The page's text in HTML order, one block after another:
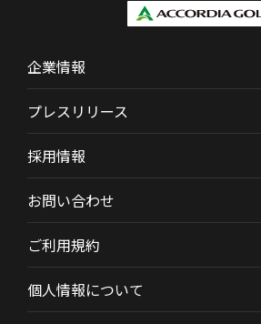
企業情報
プレスリリース
採用情報
お問い合わせ
ご利用規約
個人情報について